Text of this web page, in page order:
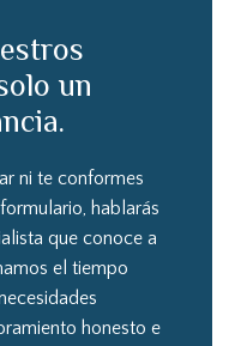
un
ni te conformes
hablarás
que conoce a
el tiempo
honesto e